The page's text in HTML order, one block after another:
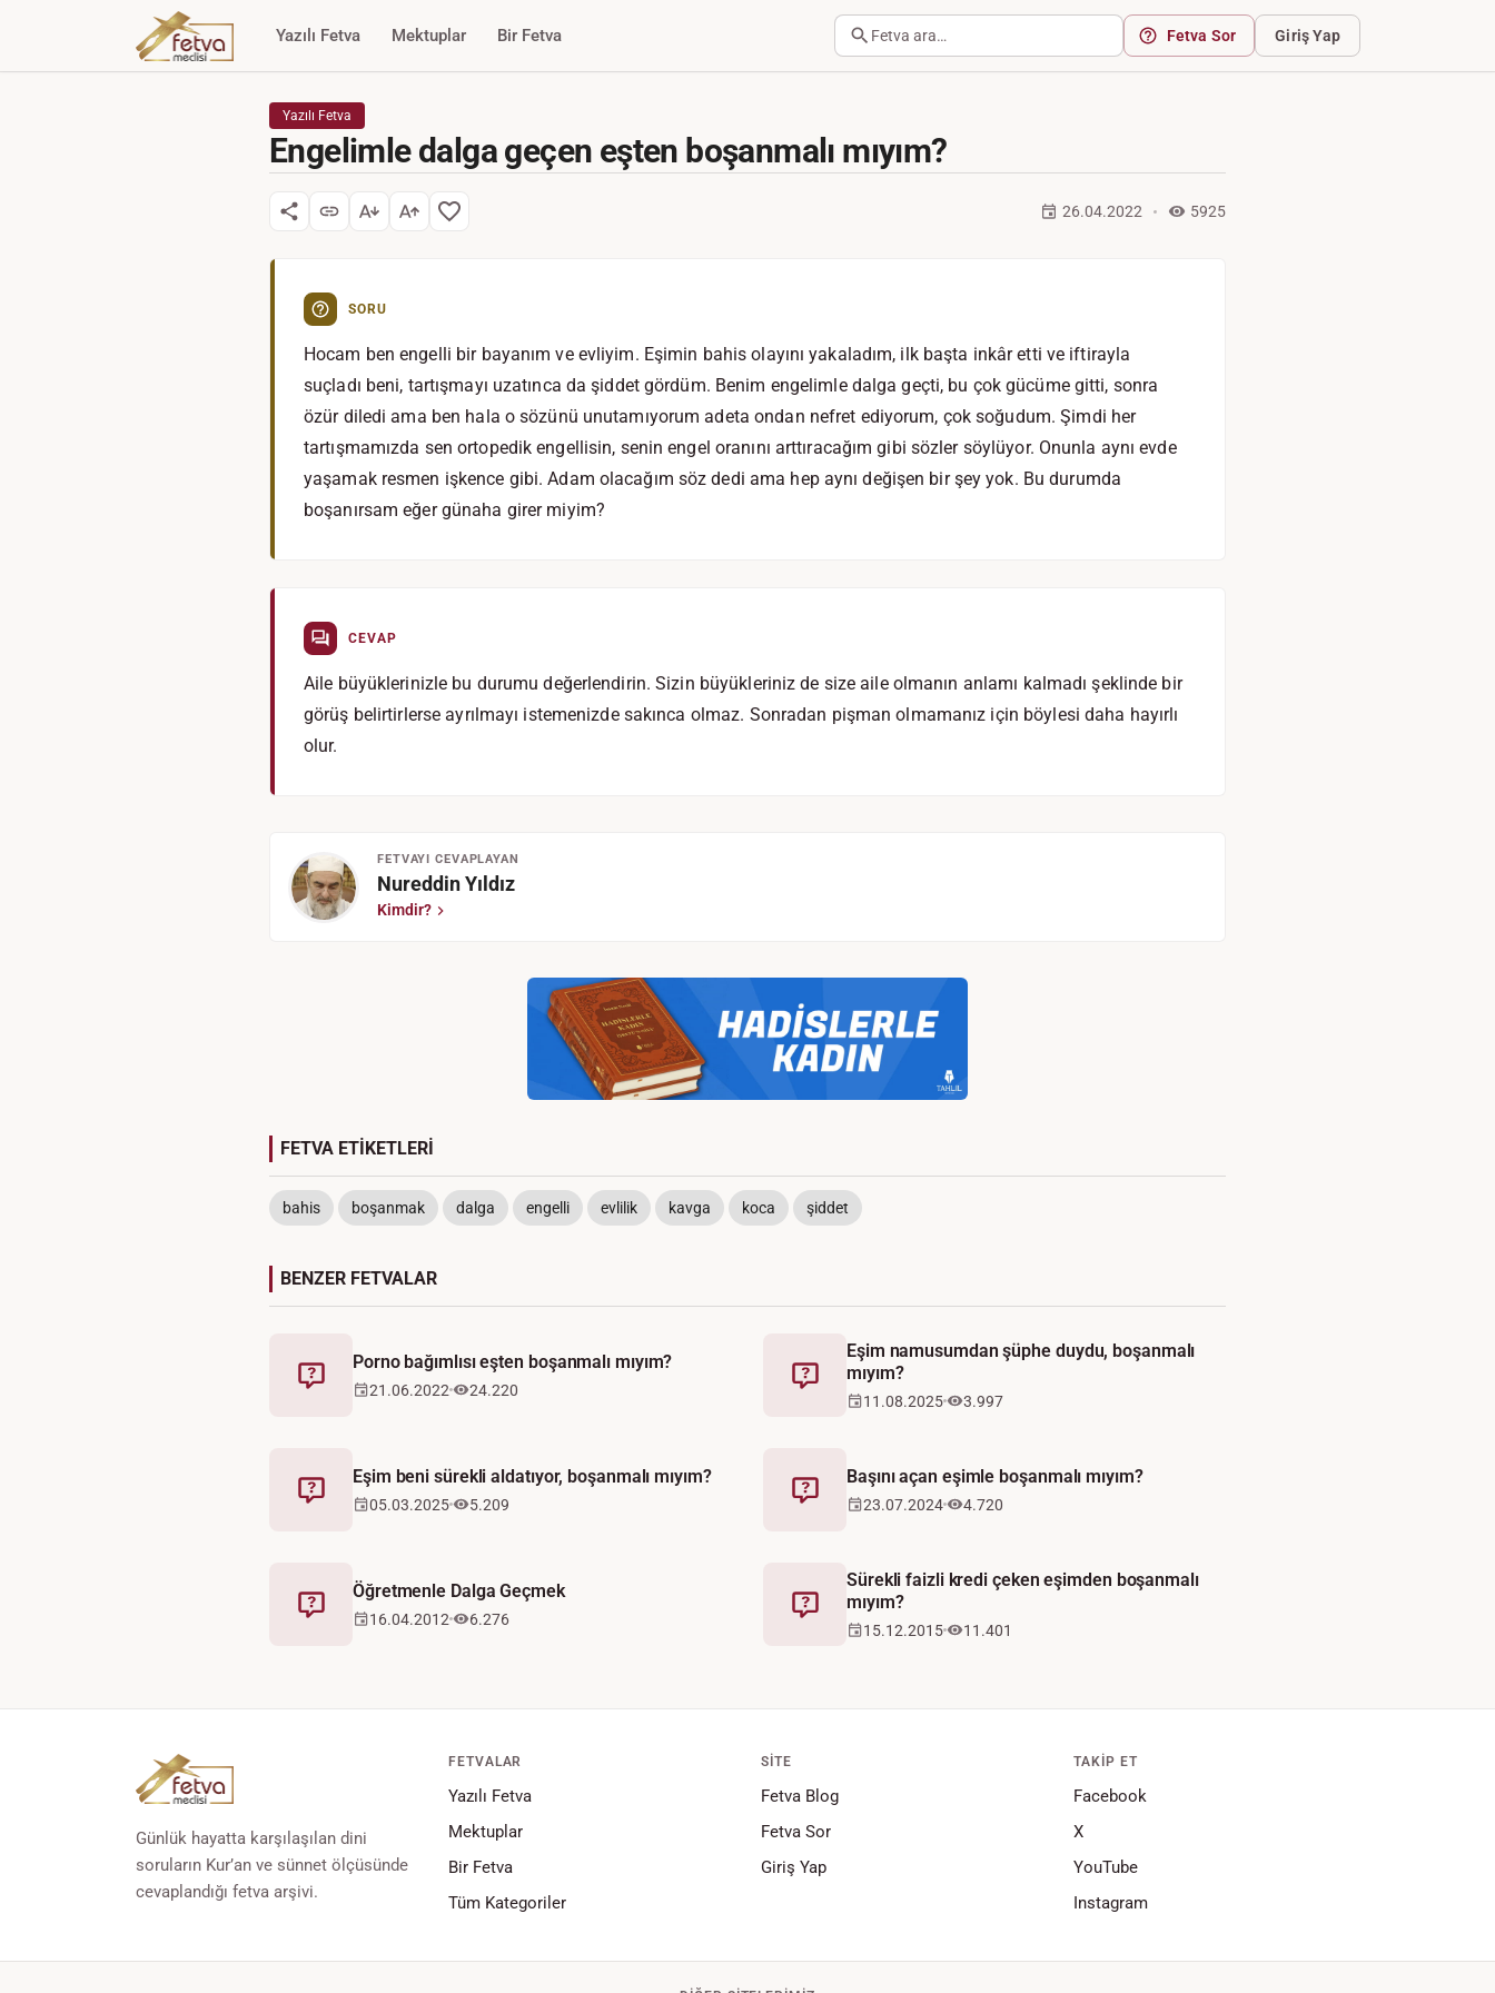
Yazılı Fetva Mektuplar Bir Fetva Fetva ara… Fetva Sor Giriş Yap
Yazılı Fetva
Engelimle dalga geçen eşten boşanmalı mıyım?
26.04.2022 5925
SORU
Hocam ben engelli bir bayanım ve evliyim. Eşimin bahis olayını yakaladım, ilk başta inkâr etti ve iftirayla
suçladı beni, tartışmayı uzatınca da şiddet gördüm. Benim engelimle dalga geçti, bu çok gücüme gitti, sonra
özür diledi ama ben hala o sözünü unutamıyorum adeta ondan nefret ediyorum, çok soğudum. Şimdi her
tartışmamızda sen ortopedik engellisin, senin engel oranını arttıracağım gibi sözler söylüyor. Onunla aynı evde
yaşamak resmen işkence gibi. Adam olacağım söz dedi ama hep aynı değişen bir şey yok. Bu durumda
boşanırsam eğer günaha girer miyim?
CEVAP
Aile büyüklerinizle bu durumu değerlendirin. Sizin büyükleriniz de size aile olmanın anlamı kalmadı şeklinde bir
görüş belirtirlerse ayrılmayı istemenizde sakınca olmaz. Sonradan pişman olmamanız için böylesi daha hayırlı
olur.
FETVAYI CEVAPLAYAN
Nureddin Yıldız
Kimdir?
FETVA ETİKETLERİ
bahis boşanmak dalga engelli evlilik kavga koca şiddet
BENZER FETVALAR
Fetva
Porno bağımlısı eşten boşanmalı mıyım?
21.06.2022 24.220 Fetva
Eşim namusumdan şüphe duydu, boşanmalı
mıyım?
11.08.2025 3.997
Fetva
Eşim beni sürekli aldatıyor, boşanmalı mıyım?
05.03.2025 5.209 Fetva
Başını açan eşimle boşanmalı mıyım?
23.07.2024 4.720
Fetva
Öğretmenle Dalga Geçmek
16.04.2012 6.276 Fetva
Sürekli faizli kredi çeken eşimden boşanmalı
mıyım?
15.12.2015 11.401
Günlük hayatta karşılaşılan dini
soruların Kur’an ve sünnet ölçüsünde
cevaplandığı fetva arşivi.
FETVALAR
Yazılı Fetva
Mektuplar
Bir Fetva
Tüm Kategoriler
SITE
Fetva Blog
Fetva Sor
Giriş Yap
TAKIP ET
Facebook
X
YouTube
Instagram